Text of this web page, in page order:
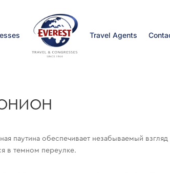
Travel Agents
ОНИОН
паутина обеспечивает незабываемый взгляд
в темном переулке.